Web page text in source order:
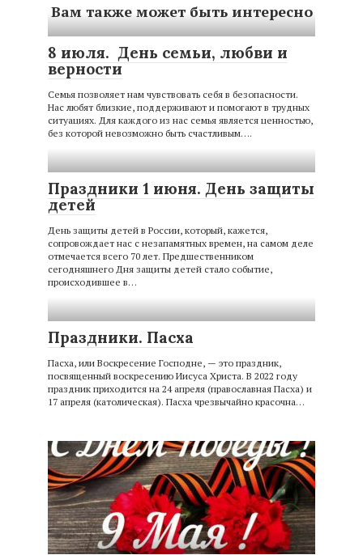
Вам также может быть интересно
8 июля. День семьи, любви и
верности
Семья позволяет нам чувствовать себя в безопасности.
Нас любят близкие, поддерживают и помогают в трудных
ситуациях. Для каждого из нас семья является ценностью,
без которой невозможно быть счастливым….
Праздники 1 июня. День защиты
детей
День защиты детей в России, который, кажется,
сопровождает нас с незапамятных времен, на самом деле
отмечается всего 70 лет. Предшественником
сегодняшнего Дня защиты детей стало событие,
происходившее в…
Праздники. Пасха
Пасха, или Воскресение Господне, — это праздник,
посвященный воскресению Иисуса Христа. В 2022 году
праздник приходится на 24 апреля (православная Пасха) и
17 апреля (католическая). Пасха чрезвычайно красочна…